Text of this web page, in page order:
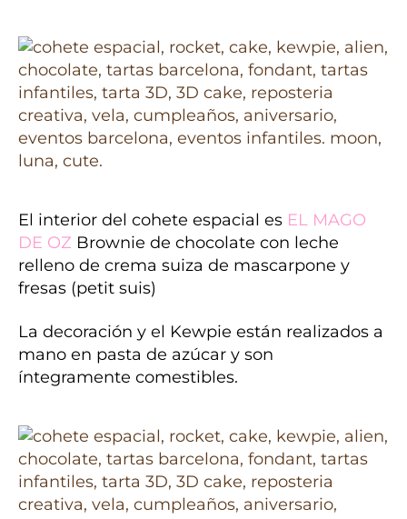
El interior del cohete espacial es EL MAGO
DE OZ Brownie de chocolate con leche
relleno de crema suiza de mascarpone y
fresas (petit suis)
La decoración y el Kewpie están realizados a
mano en pasta de azúcar y son
íntegramente comestibles.